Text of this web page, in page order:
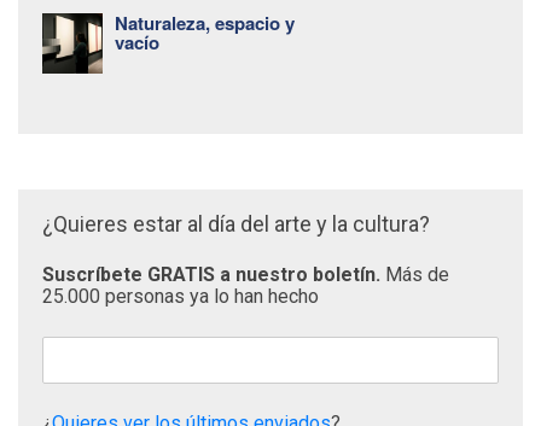
Naturaleza, espacio y
vacío
¿Quieres estar al día del arte y la cultura?
Suscríbete GRATIS a nuestro boletín. Más de
25.000 personas ya lo han hecho